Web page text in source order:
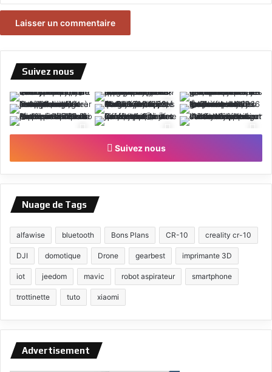
Suivez nous
Suivez nous
Nuage de Tags
alfawise bluetooth Bons Plans CR-10 creality cr-10
DJI domotique Drone gearbest imprimante 3D
iot jeedom mavic robot aspirateur smartphone
trottinette tuto xiaomi
Advertisement